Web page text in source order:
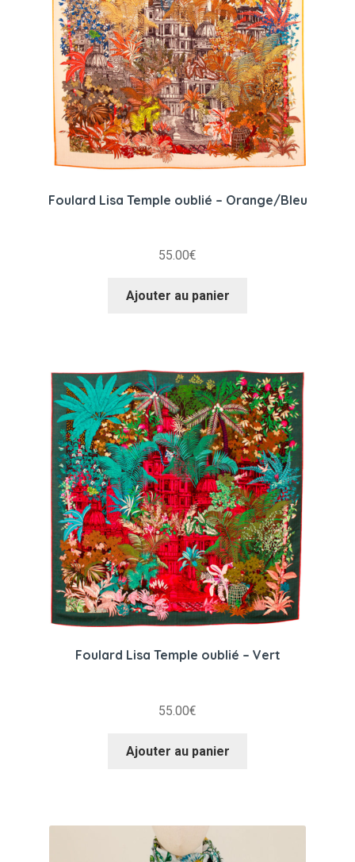
Foulard Lisa Temple oublié – Orange/Bleu
55.00€
Ajouter au panier
Foulard Lisa Temple oublié – Vert
55.00€
Ajouter au panier